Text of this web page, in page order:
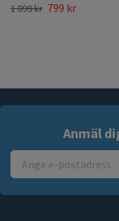
1 099 kr 799 kr
Anmäl